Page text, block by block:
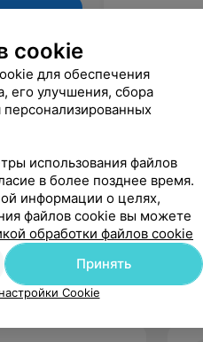
cookie
для обеспечения
его улучшения, сбора
персонализированных
использования файлов
в более позднее время.
информации о целях,
файлов cookie вы можете
обработки файлов cookie
Принять
Cookie